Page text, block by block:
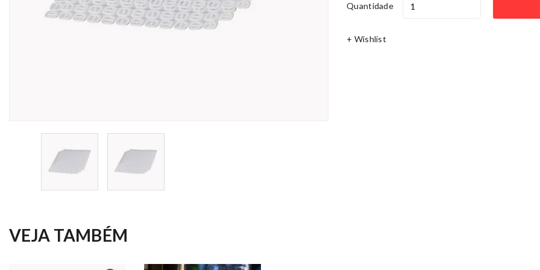
Quantidade
+ Wishlist
VEJA TAMBÉM